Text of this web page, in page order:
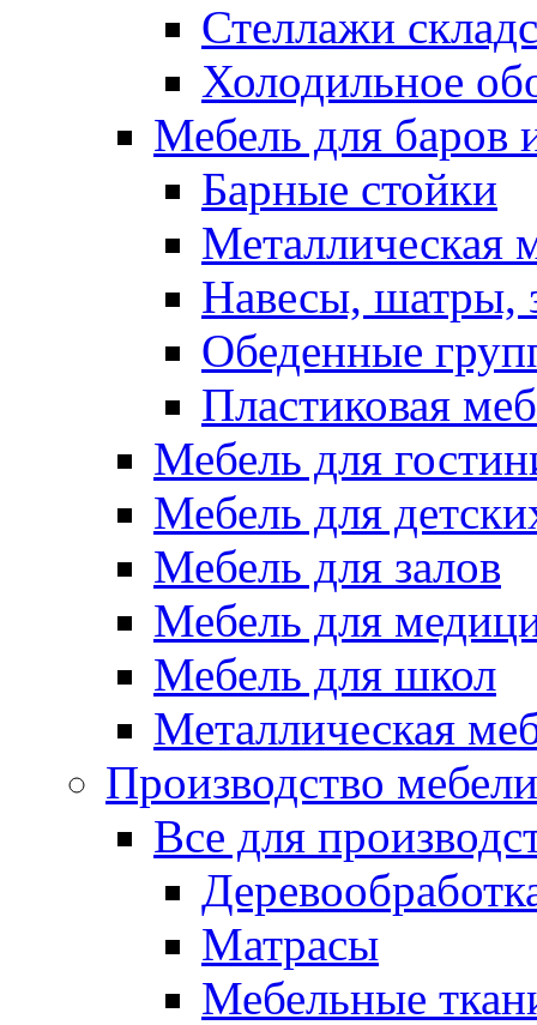
Стеллажи
Холодильное
Мебель для баров
Барные стойки
Металлическая
Навесы, шатры,
Обеденные
Пластиковая
Мебель для
Мебель для
Мебель для залов
Мебель для
Мебель для школ
Металлическая
Производство мебели
Все для
Матрасы
Мебельные